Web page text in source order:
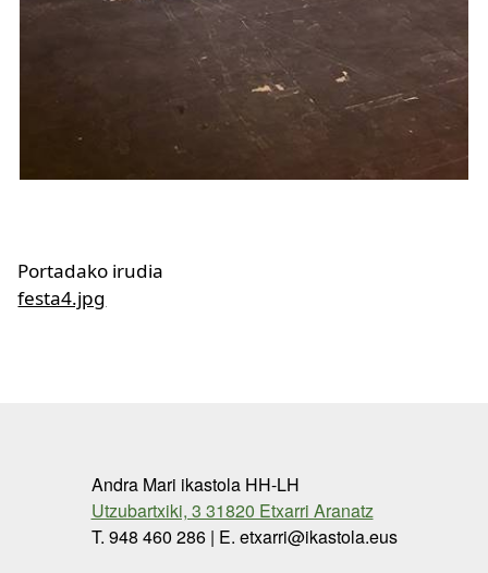
Portadako irudia
festa4.jpg
Andra Mari ikastola HH-LH
Utzubartxiki, 3 31820 Etxarri Aranatz
T. 948 460 286 | E. etxarri@ikastola.eus